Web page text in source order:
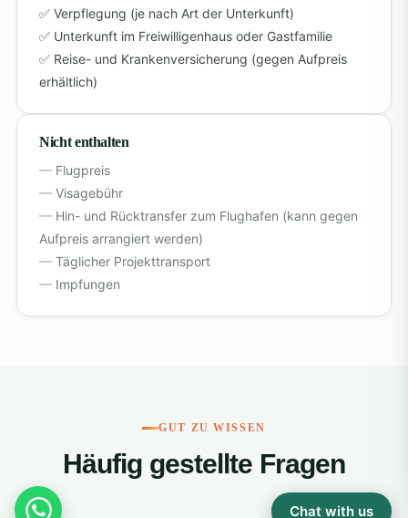
Verpflegung (je nach Art der Unterkunft)
Unterkunft im Freiwilligenhaus oder Gastfamilie
Reise- und Krankenversicherung (gegen Aufpreis
erhältlich)
Nicht enthalten
Flugpreis
Visagebühr
Hin- und Rücktransfer zum Flughafen (kann gegen
Aufpreis arrangiert werden)
Täglicher Projekttransport
Impfungen
GUT ZU WISSEN
Häufig gestellte Fragen
Chat with us